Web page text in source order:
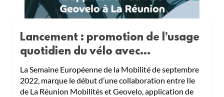
Lancement : promotion de l’usage
quotidien du vélo avec...
La Semaine Européenne de la Mobilité de septembre
2022, marque le début d’une collaboration entre Ile
de La Réunion Mobilités et Geovelo, application de